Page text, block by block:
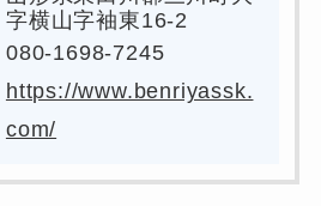
字横山字袖東16-2
080-1698-7245
https://www.benriyassk.
com/